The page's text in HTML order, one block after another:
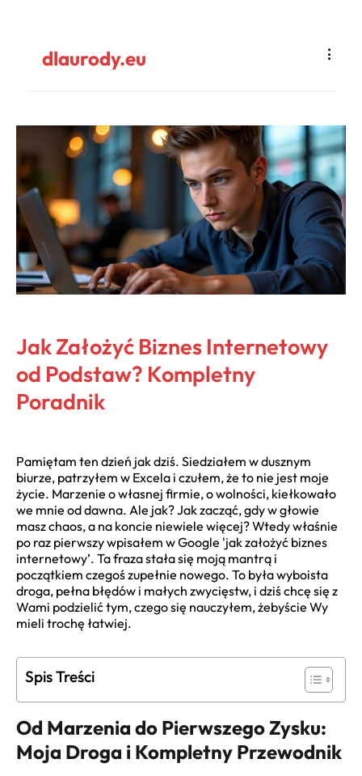
dlaurody.eu
Jak Założyć Biznes Internetowy
od Podstaw? Kompletny
Poradnik
Pamiętam ten dzień jak dziś. Siedziałem w dusznym
biurze, patrzyłem w Excela i czułem, że to nie jest moje
życie. Marzenie o własnej firmie, o wolności, kiełkowało
we mnie od dawna. Ale jak? Jak zacząć, gdy w głowie
masz chaos, a na koncie niewiele więcej? Wtedy właśnie
po raz pierwszy wpisałem w Google 'jak założyć biznes
internetowy’. Ta fraza stała się moją mantrą i
początkiem czegoś zupełnie nowego. To była wyboista
droga, pełna błędów i małych zwycięstw, i dziś chcę się z
Wami podzielić tym, czego się nauczyłem, żebyście Wy
mieli trochę łatwiej.
Spis Treści
Od Marzenia do Pierwszego Zysku:
Moja Droga i Kompletny Przewodnik